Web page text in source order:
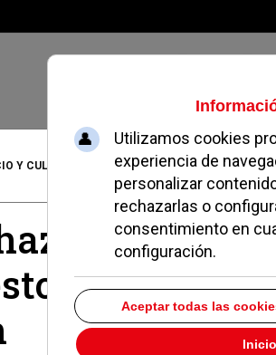
Y CULTURA DEPORTES MADRID
todas las